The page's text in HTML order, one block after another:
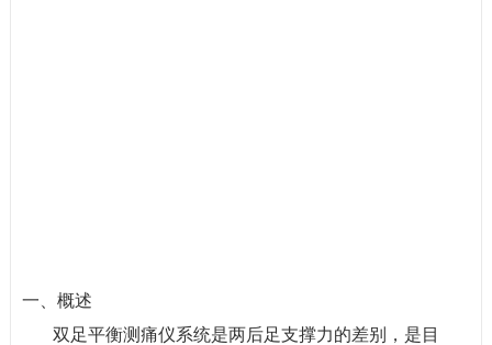
一、概述
双足平衡测痛仪系统是两后足支撑力的差别，是目